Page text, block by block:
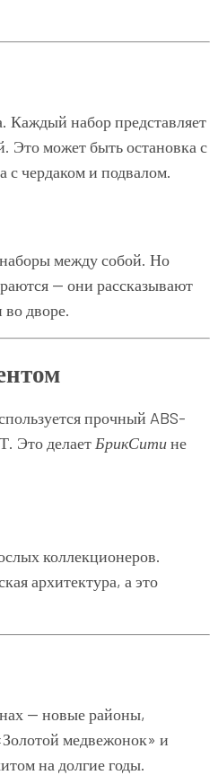
Каждый набор представляет
Это может быть остановка с
с чердаком и подвалом.
наборы между собой. Но
— они рассказывают
дворе.
прочный ABS-
Это делает БрикСитине
коллекционеров.
архитектура, а это
— новые районы,
медвежонок» и
на долгие годы.